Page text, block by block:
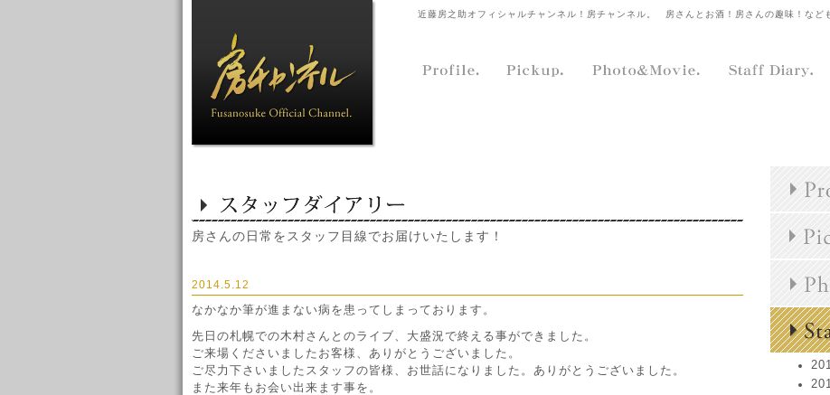
近藤房之助オフィシャルチャンネル！房チャンネル。 房さんとお酒！房さんの趣味！など
房さんの日常をスタッフ目線でお届けいたします！
2014.5.12
なかなか筆が進まない病を患ってしまっております。
先日の札幌での木村さんとのライブ、大盛況で終える事ができました。
ご来場くださいましたお客様、ありがとうございました。
ご尽力下さいましたスタッフの皆様、お世話になりました。ありがとうございました。
また来年もお会い出来ます事を。